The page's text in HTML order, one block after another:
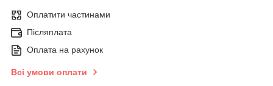
Оплатити частинами
Післяплата
Оплата на рахунок
Всі умови оплати